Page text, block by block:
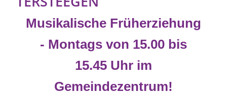
Musikalische Früherziehung
- Montags von 15.00 bis
15.45 Uhr im
Gemeindezentrum!